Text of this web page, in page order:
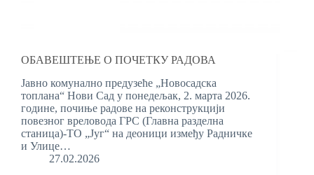
ОБАВЕШТЕЊЕ О ПОЧЕТКУ РАДОВА
Јавно комунално предузеће „Новосадска
топлана“ Нови Сад у понедељак, 2. марта 2026.
године, почиње радове на реконструкцији
повезног вреловода ГРС (Главна разделна
станица)-ТО „Југ“ на деоници између Радничке
и Улице…
27.02.2026